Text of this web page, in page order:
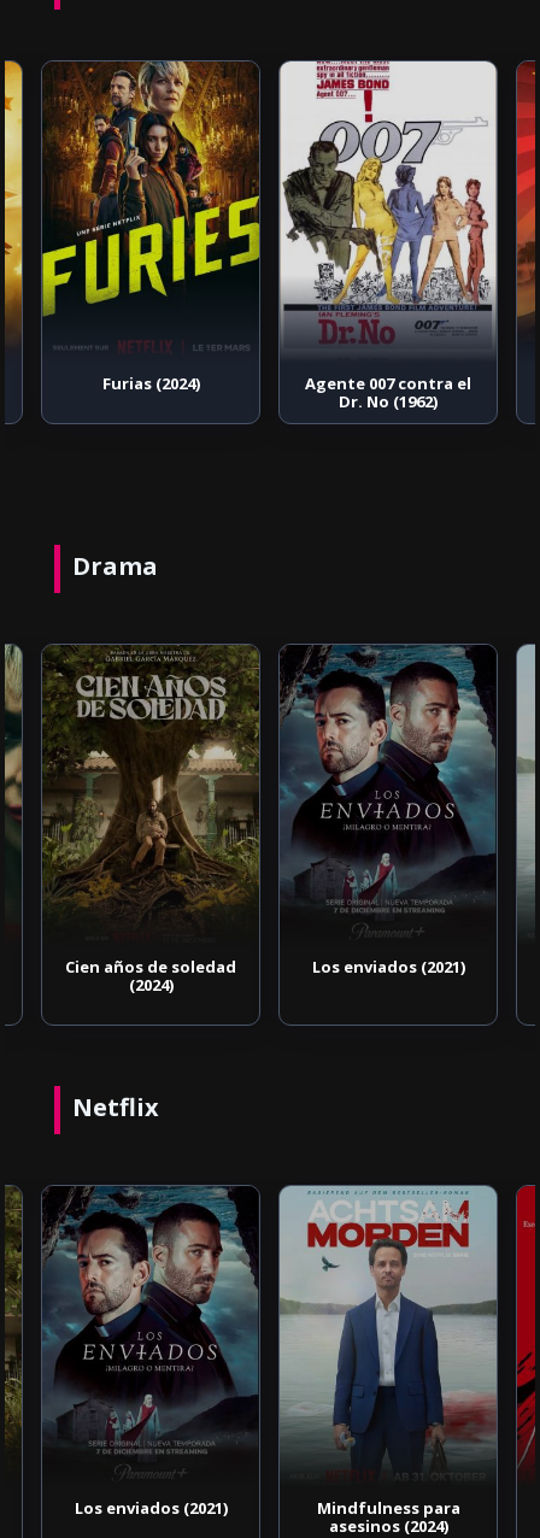
Furias (2024)
Agente 007 contra el
Dr. No (1962)
Drama
Cien años de soledad
(2024)
Los enviados (2021)
Netflix
Los enviados (2021)
Mindfulness para
asesinos (2024)